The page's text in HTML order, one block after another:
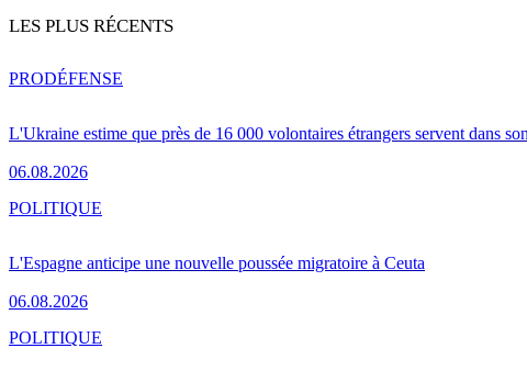
LES PLUS RÉCENTS
L'Ukraine estime que près de 16 000 volontaires étrangers servent dans
06.08.2026
PRODÉFENSE
L'Espagne anticipe une nouvelle poussée migratoire à Ceuta
06.08.2026
POLITIQUE
POLITIQUE